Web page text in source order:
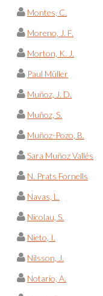
Montes, C.
Moreno, J. F.
Morton, K. J.
Paul Müller
Muñoz, J. D.
Muñoz, S.
Muñoz-Pozo, B.
Sara Muñoz Vallés
N. Prats Fornells
Navas, L.
Nicolau, S.
Nieto, I.
Nilsson, J.
Notario, A.